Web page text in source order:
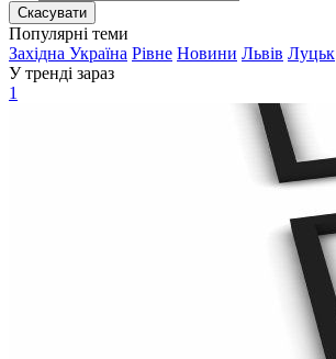
Скасувати
Популярні теми
Західна Україна Рівне Новини Львів Луцьк
У тренді зараз
1